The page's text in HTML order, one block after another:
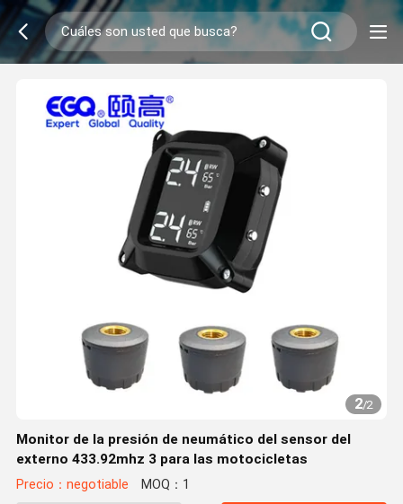
2/2
Monitor de la presión de neumático del sensor del
externo 433.92mhz 3 para las motocicletas
Precio：negotiable MOQ：1